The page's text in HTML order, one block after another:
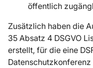
öffentlich
Zusätzlich haben die
35 Absatz 4 DSGVO
erstellt, für die eine